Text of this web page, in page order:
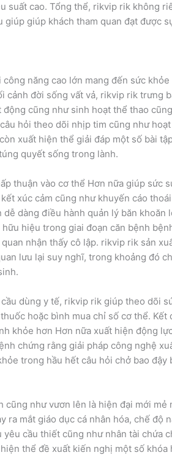
suất cao. Tổng thể, rikvip rik không
giúp giúp khách tham quan đạt được
năng cao lớn mang đến sức
cảnh đời sống vất vả, rikvip rik trưng
cũng như sinh hoạt thể thao
hỏi theo dõi nhịp tim cũng như
xuất hiện thể giải đáp một số bài
quyết sống trong lành.
thuận vào cơ thể Hơn nữa giúp sức
xúc cảm cũng như khuyến cáo
dàng điều hành quản lý băn khoăn
hiệu trong giai đoạn căn bệnh
nhận thấy cô lập. rikvip rik sản
lưu lại suy nghĩ, trong khoảng đó
dùng y tế, rikvip rik giúp theo dõi
hoặc bình mua chỉ số cơ thể. Kết
khỏe hơn Hơn nữa xuất hiện động
chứng rằng giải pháp công nghệ
trong hầu hết câu hỏi chở bao đậy
như vươn lên là hiện đại mới mẻ
ra mắt giáo dục cá nhân hóa, chế độ
cầu thiết cũng như nhân tài chứa
thể đề xuất kiến nghị một số khóa